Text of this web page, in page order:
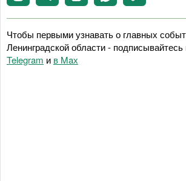
Чтобы первыми узнавать о главных
Ленинградской области - подписывайтесь
Telegram и в Maх